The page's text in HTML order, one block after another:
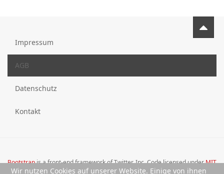
Impressum
AGB
Datenschutz
Kontakt
Bootstrapis a front-end framework of Twitter, Inc. Code licensed underMIT
License.
Wir nutzen Cookies auf unserer Website. Einige von ihnen